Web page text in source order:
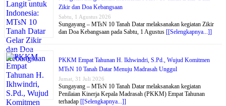
Zikir dan Doa Kebangsaan
Sabtu, 1 Agustus 2026
Sungayang – MTsN 10 Tanah Datar melaksanakan kegiatan Zikir
dan Doa Kebangsaan pada Sabtu, 1 Agustus [[Selengkapnya...]]
PKKM Empat Tahunan H. Ikhwindri, S.Pd., Wujud Komitmen
MTsN 10 Tanah Datar Menuju Madrasah Unggul
Jumat, 31 Juli 2026
Sungayang – MTsN 10 Tanah Datar melaksanakan kegiatan
Penilaian Kinerja Kepala Madrasah (PKKM) Empat Tahunan
terhadap [[Selengkapnya...]]